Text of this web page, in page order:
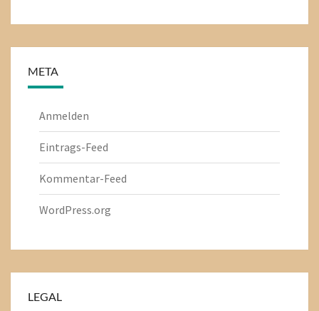
META
Anmelden
Eintrags-Feed
Kommentar-Feed
WordPress.org
LEGAL